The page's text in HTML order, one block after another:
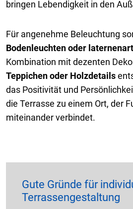
bringen Lebendigkeit in den
Für angenehme Beleuchtung
Bodenleuchten oder
Kombination mit dezenten
Teppichen oder Holzdetails
das Positivität und
die Terrasse zu einem Ort, der
miteinander verbindet.
Gute Gründe für
Terrassengestaltung